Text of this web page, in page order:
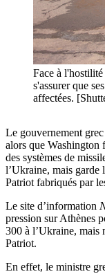
Face à
s'assurer que
affectées.
Le gouvernement
alors que Washington
des systèmes de
l’Ukraine, mais garde
Patriot fabriqués par
Le site d’information
pression sur Athènes
300 à l’Ukraine, mais
Patriot.
En effet, le ministre